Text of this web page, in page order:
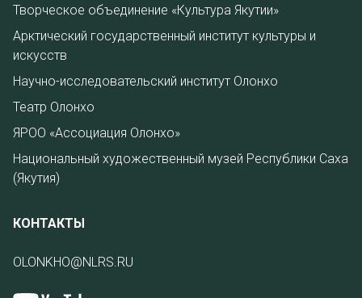
Творческое объединение «Культура Якутии»
Арктический государственный институт культуры и
искусств
Научно-исследовательский институт Олонхо
Театр Олонхо
ЯРОО «Ассоциация Олонхо»
Национальный художественный музей Республики Саха
(Якутия)
КОНТАКТЫ
OLONKHO@NLRS.RU